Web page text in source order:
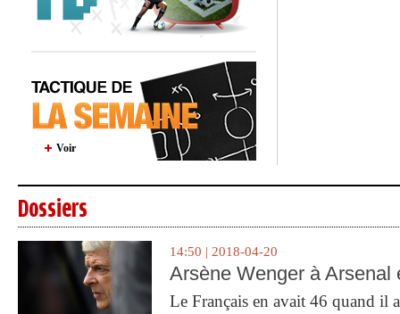
Voir
Dossiers
14:50 | 2018-04-20
Arsène Wenger à Arsenal
Le Français en avait 46 quand il